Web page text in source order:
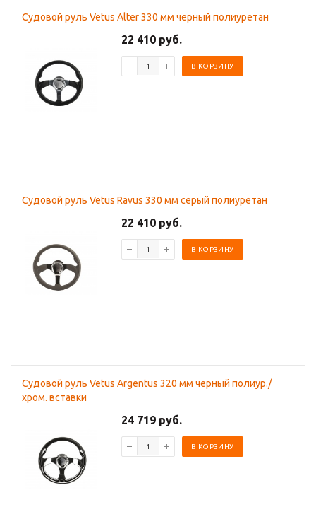
Судовой руль Vetus Alter 330 мм черный полиуретан
22 410 руб.
В КОРЗИНУ
Судовой руль Vetus Ravus 330 мм серый полиуретан
22 410 руб.
В КОРЗИНУ
Судовой руль Vetus Argentus 320 мм черный полиур./
хром. вставки
24 719 руб.
В КОРЗИНУ